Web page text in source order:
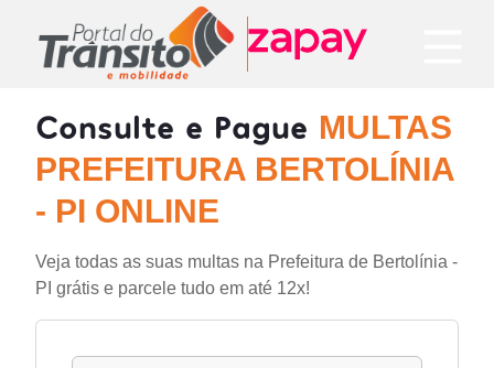
Consulte e Pague MULTAS
PREFEITURA BERTOLÍNIA
- PI ONLINE
Veja todas as suas multas na Prefeitura de Bertolínia -
PI grátis e parcele tudo em até 12x!